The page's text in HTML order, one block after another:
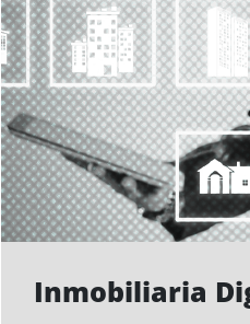
Inmobiliaria